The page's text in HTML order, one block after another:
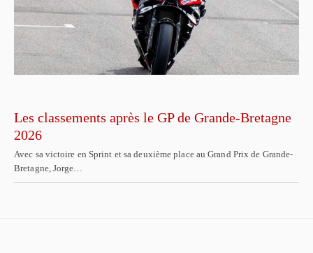
Les classements après le GP de Grande-Bretagne
2026
Avec sa victoire en Sprint et sa deuxième place au Grand Prix de Grande-
Bretagne, Jorge…